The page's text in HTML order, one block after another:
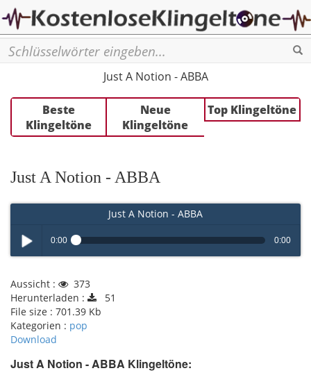
Just A Notion - ABBA
Beste
Klingeltöne
Neue
Klingeltöne
Top Klingeltöne
Just A Notion - ABBA
Just A Notion - ABBA
Play /
0:00 0:00
Aussicht :
373
Herunterladen :
51
File size : 701.39 Kb
Kategorien : pop
Download
Just A Notion - ABBA Klingeltöne: